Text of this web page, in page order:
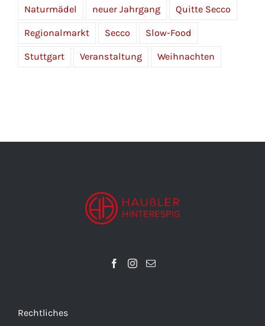
Naturmädel neuer Jahrgang Quitte Secco
Regionalmarkt Secco Slow-Food
Stuttgart Veranstaltung Weihnachten
Rechtliches